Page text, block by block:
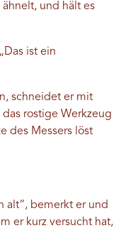
und hält es
ist ein
schneidet er mit
rostige Werkzeug
des Messers löst
alt“, bemerkt er und
er kurz versucht hat,